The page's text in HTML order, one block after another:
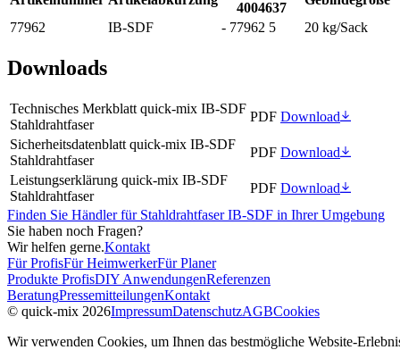
4004637
77962
IB-SDF - 77962 5 20 kg/Sack
Downloads
Technisches Merkblatt quick-mix IB-SDF
Stahldrahtfaser
PDF Download
Sicherheitsdatenblatt quick-mix IB-SDF
Stahldrahtfaser
PDF Download
Leistungserklärung quick-mix IB-SDF
Stahldrahtfaser
PDF Download
Finden Sie Händler für Stahldrahtfaser IB-SDF in Ihrer Umgebung
Sie haben noch Fragen?
Wir helfen gerne.Kontakt
Für ProfisFür HeimwerkerFür Planer
Produkte ProfisDIY AnwendungenReferenzen
BeratungPressemitteilungenKontakt
© quick-mix 2026ImpressumDatenschutzAGBCookies
Wir verwenden Cookies, um Ihnen das bestmögliche Website-